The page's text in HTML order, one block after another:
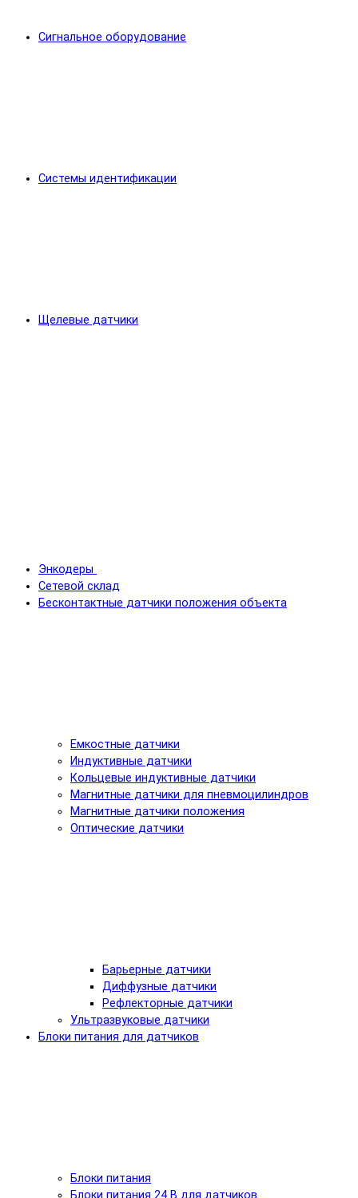
Сигнальное оборудование
Системы идентификации
Щелевые датчики
Энкодеры
Сетевой склад
Бесконтактные датчики положения объекта
Емкостные датчики
Индуктивные датчики
Кольцевые индуктивные датчики
Магнитные датчики для пневмоцилиндров
Магнитные датчики положения
Оптические датчики
Барьерные датчики
Диффузные датчики
Рефлекторные датчики
Ультразвуковые датчики
Блоки питания для датчиков
Блоки питания
Блоки питания 24 В для датчиков